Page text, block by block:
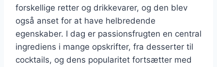
forskellige retter og drikkevarer, og den blev
også anset for at have helbredende
egenskaber. I dag er passionsfrugten en central
ingrediens i mange opskrifter, fra desserter til
cocktails, og dens popularitet fortsætter med